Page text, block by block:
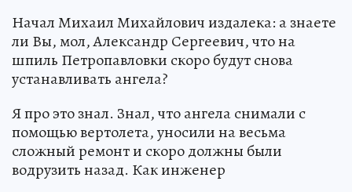
Начал Михаил Михайлович издалека: а знаете
ли Вы, мол, Александр Сергеевич, что на
шпиль Петропавловки скоро будут снова
устанавливать ангела?
Я про это знал. Знал, что ангела снимали с
помощью вертолета, уносили на весьма
сложный ремонт и скоро должны были
водрузить назад. Как инженер